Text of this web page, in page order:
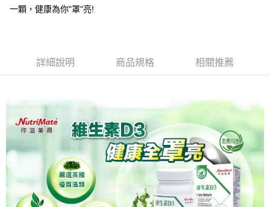
由本公司與您本人進行分期帳單所需資料之確認、核對及更正。
3.完整用戶服務條款，請詳閱以下連結：
客戶支援中心」https://netprotections.freshdesk.com/support/home
權轉讓予恩沛科技股份有限公司。
「AFTEE先享後付」，若未經同意申辦者引起之損失，本公司不負相關責
任。
４．使用「AFTEE先享後付」時，將依據個別帳號之用戶狀況，依本公司即
時審查核予不同之上限額度；若仍有額度不足之情形，本公司將視審查結果
請求用戶進行身份認證。
５．嚴禁一人註冊多個帳號或使用他人資訊註冊。若發現惡意使用之情形，
恩沛科技股份有限公司將有權停止該用戶之使用額度並採取法律行動。
7-11取貨付款
付款後7-11取貨
每筆NT$60，滿NT$699(含以上)免運費
每筆NT$120，滿NT$1,000(含以上)免運費
宅配-離島
每筆NT$120，滿NT$1,000(含以上)免運費
一顆，健康為你"罩"亮!
詳細說明 商品規格 相關推薦